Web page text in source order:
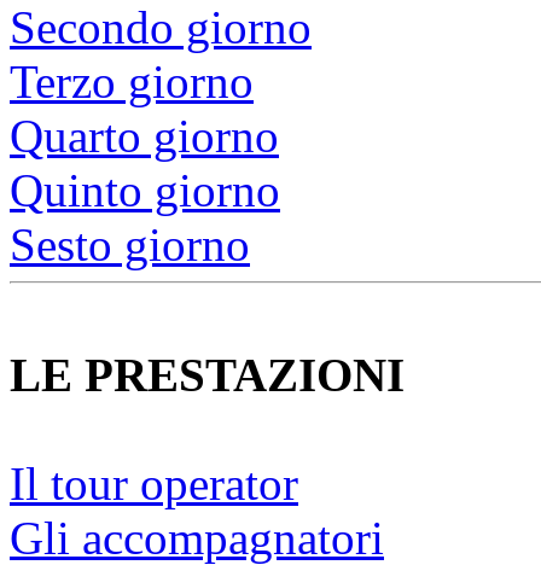
Secondo giorno
Terzo giorno
Quarto giorno
Quinto giorno
Sesto giorno
LE PRESTAZIONI
Il tour operator
Gli accompagnatori